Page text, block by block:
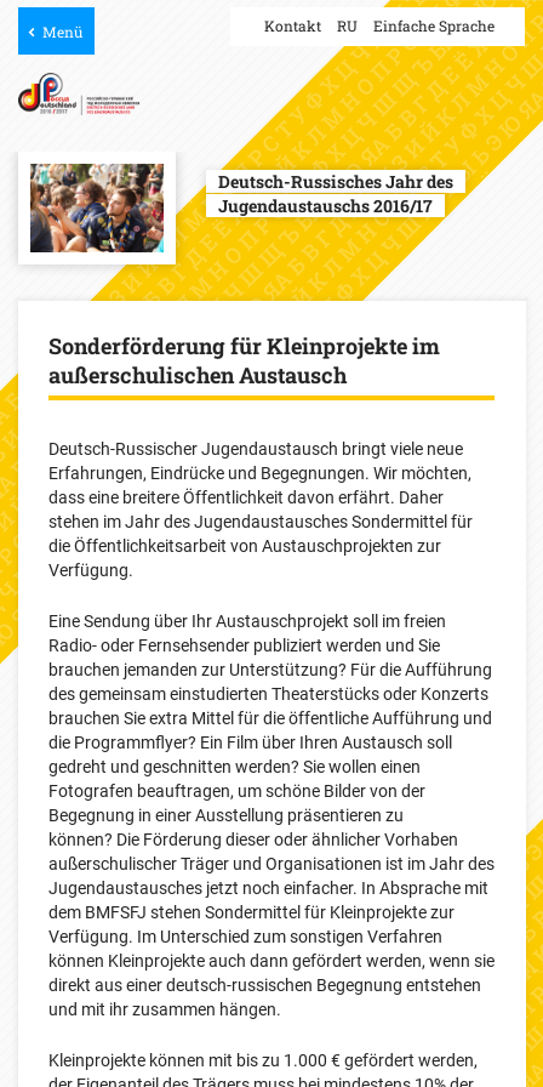
Menü Kontakt RU Einfache Sprache
Deutsch-Russisches Jahr des
Jugendaustauschs 2016/17
Sonderförderung für Kleinprojekte im
außerschulischen Austausch
Deutsch-Russischer Jugendaustausch bringt viele neue
Erfahrungen, Eindrücke und Begegnungen. Wir möchten,
dass eine breitere Öffentlichkeit davon erfährt. Daher
stehen im Jahr des Jugendaustausches Sondermittel für
die Öffentlichkeitsarbeit von Austauschprojekten zur
Verfügung.
Eine Sendung über Ihr Austauschprojekt soll im freien
Radio- oder Fernsehsender publiziert werden und Sie
brauchen jemanden zur Unterstützung? Für die Aufführung
des gemeinsam einstudierten Theaterstücks oder Konzerts
brauchen Sie extra Mittel für die öffentliche Aufführung und
die Programmflyer? Ein Film über Ihren Austausch soll
gedreht und geschnitten werden? Sie wollen einen
Fotografen beauftragen, um schöne Bilder von der
Begegnung in einer Ausstellung präsentieren zu
können? Die Förderung dieser oder ähnlicher Vorhaben
außerschulischer Träger und Organisationen ist im Jahr des
Jugendaustausches jetzt noch einfacher. In Absprache mit
dem BMFSFJ stehen Sondermittel für Kleinprojekte zur
Verfügung. Im Unterschied zum sonstigen Verfahren
können Kleinprojekte auch dann gefördert werden, wenn sie
direkt aus einer deutsch-russischen Begegnung entstehen
und mit ihr zusammen hängen.
Kleinprojekte können mit bis zu 1.000 € gefördert werden,